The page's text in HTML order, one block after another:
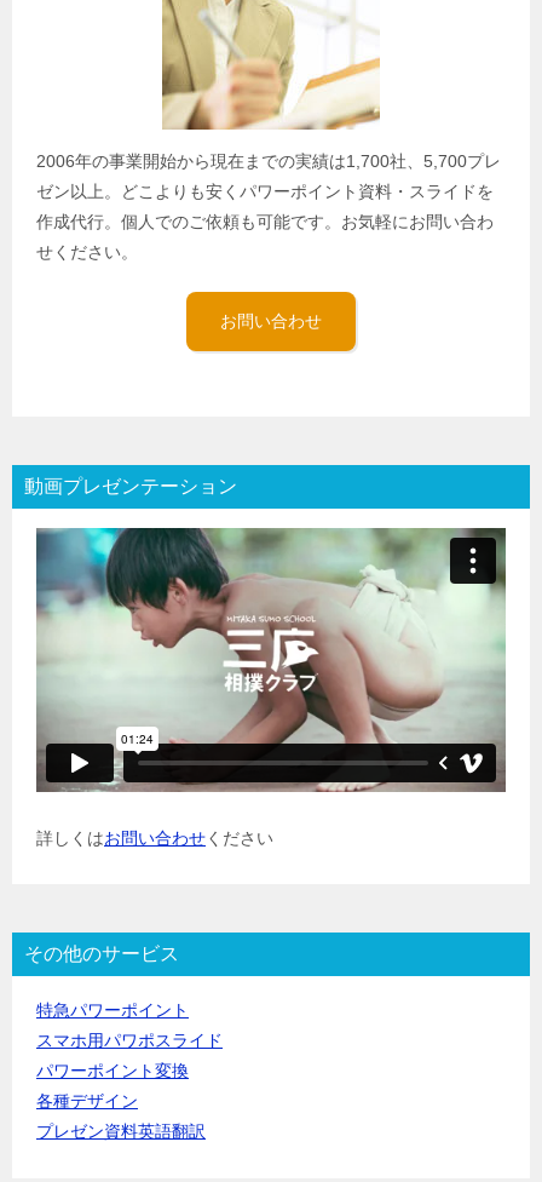
2006年の事業開始から現在までの実績は1,700社、5,700プレ
ゼン以上。どこよりも安くパワーポイント資料・スライドを
作成代行。個人でのご依頼も可能です。お気軽にお問い合わ
せください。
お問い合わせ
動画プレゼンテーション
詳しくはお問い合わせください
その他のサービス
特急パワーポイント
スマホ用パワポスライド
パワーポイント変換
各種デザイン
プレゼン資料英語翻訳